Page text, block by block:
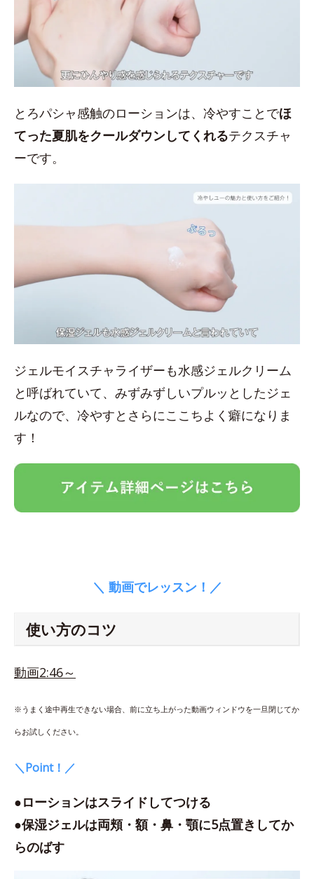
とろパシャ感触のローションは、冷やすことでほ
てった夏肌をクールダウンしてくれるテクスチャ
ーです。
ジェルモイスチャライザーも水感ジェルクリーム
と呼ばれていて、みずみずしいプルッとしたジェ
ルなので、冷やすとさらにここちよく癖になりま
す！
＼ 動画でレッスン！／
使い方のコツ
動画2:46～
※うまく途中再生できない場合、前に立ち上がった動画ウィンドウを一旦閉じてか
らお試しください。
＼Point！／
●ローションはスライドしてつける
●保湿ジェルは両頬・額・鼻・顎に5点置きしてか
らのばす